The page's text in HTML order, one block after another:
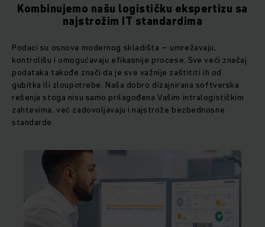
Kombinujemo našu logističku ekspertizu sa
najstrožim IT standardima
Podaci su osnova modernog skladišta – umrežavaju,
kontrolišu i omogućavaju efikasnije procese. Sve veći značaj
podataka takođe znači da je sve važnije zaštititi ih od
gubitka ili zloupotrebe. Naša dobro dizajnirana softverska
rešenja stoga nisu samo prilagođena Vašim intralogističkim
zahtevima, već zadovoljavaju i najstrože bezbednosne
standarde.